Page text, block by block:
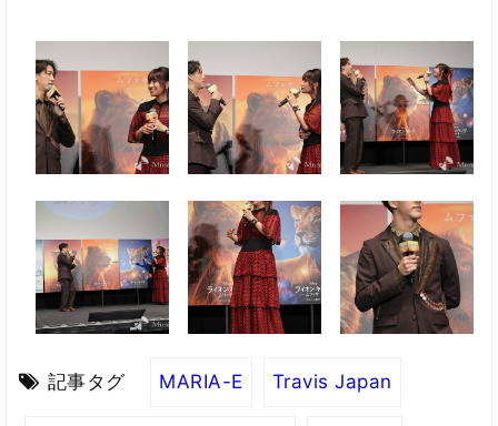
記事タグ MARIA-E Travis Japan